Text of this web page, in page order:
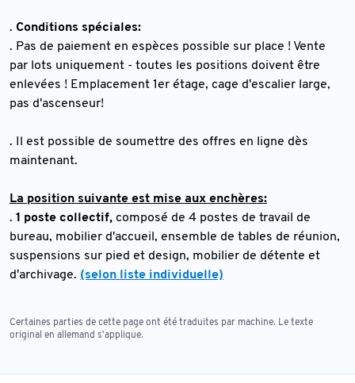
. Conditions spéciales:
. Pas de paiement en espèces possible sur place ! Vente
par lots uniquement - toutes les positions doivent être
enlevées ! Emplacement 1er étage, cage d'escalier large,
pas d'ascenseur!
. Il est possible de soumettre des offres en ligne dès
maintenant.
La position suivante est mise aux enchères:
. 1 poste collectif, composé de 4 postes de travail de
bureau, mobilier d'accueil, ensemble de tables de réunion,
suspensions sur pied et design, mobilier de détente et
d'archivage. (selon liste individuelle)
Certaines parties de cette page ont été traduites par machine. Le texte
original en allemand s'applique.